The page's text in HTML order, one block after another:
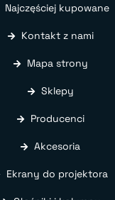
Najczęściej kupowane
Kontakt z nami
Mapa strony
Sklepy
Producenci
Akcesoria
Ekrany do projektora